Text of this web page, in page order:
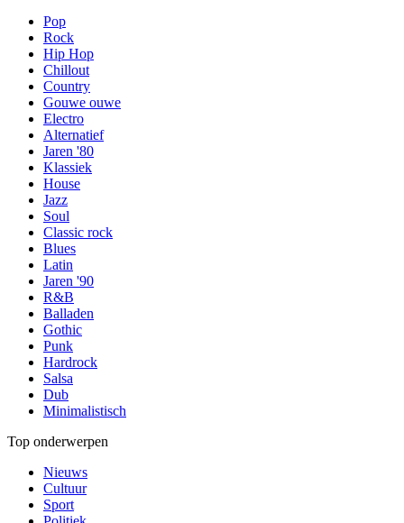
Pop
Rock
Hip Hop
Chillout
Country
Gouwe ouwe
Electro
Alternatief
Jaren '80
Klassiek
House
Jazz
Soul
Classic rock
Blues
Latin
Jaren '90
R&B
Balladen
Gothic
Punk
Hardrock
Salsa
Dub
Minimalistisch
Top onderwerpen
Nieuws
Cultuur
Sport